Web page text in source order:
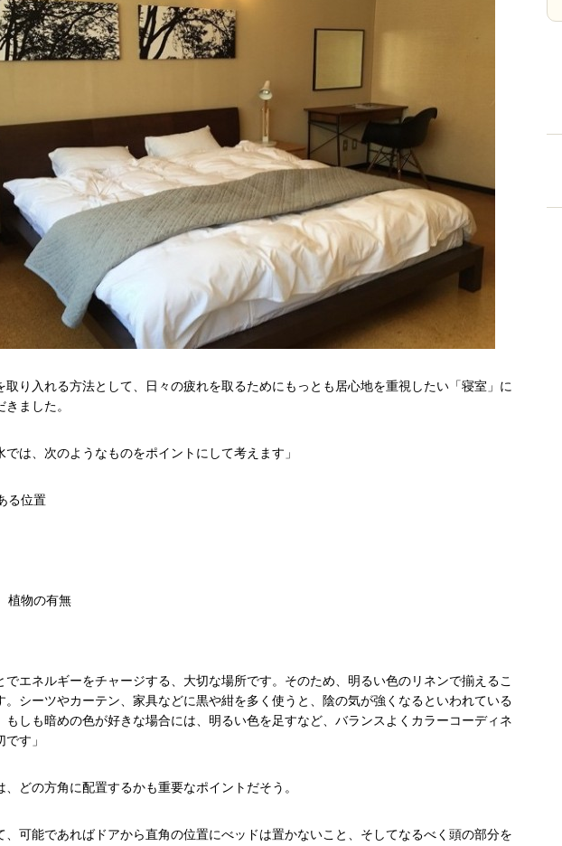
取り入れる方法として、日々の疲れを取るためにもっとも居心地を重視したい「寝室」に
ました。
では、次のようなものをポイントにして考えます」
る位置
植物の有無
でエネルギーをチャージする、大切な場所です。そのため、明るい色のリネンで揃えるこ
。シーツやカーテン、家具などに黒や紺を多く使うと、陰の気が強くなるといわれている
もしも暗めの色が好きな場合には、明るい色を足すなど、バランスよくカラーコーディネ
す」
どの方角に配置するかも重要なポイントだそう。
、可能であればドアから直角の位置にべッドは置かないこと、そしてなるべく頭の部分を